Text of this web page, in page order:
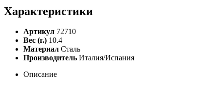
Характеристики
Артикул 72710
Вес (г.) 10.4
Материал Сталь
Производитель Италия/Испания
Описание